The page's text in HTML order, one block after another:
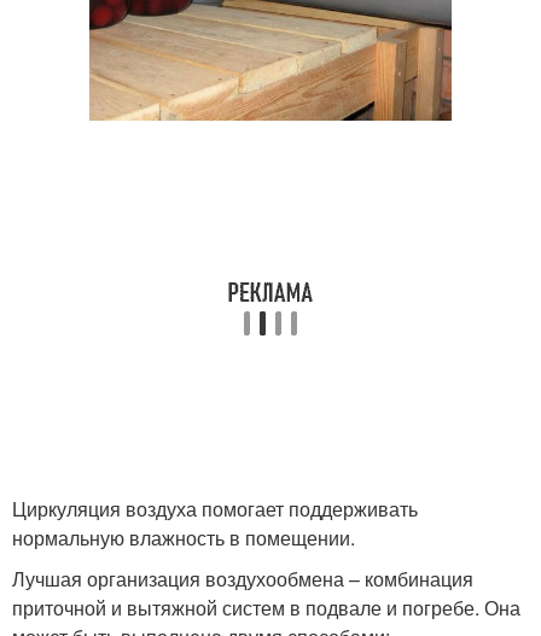
Циркуляция воздуха помогает поддерживать
нормальную влажность в помещении.
Лучшая организация воздухообмена – комбинация
приточной и вытяжной систем в подвале и погребе. Она